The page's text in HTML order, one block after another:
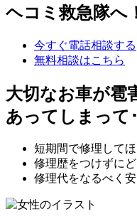
ヘコミ救急隊へ
今すぐ電話相談する
無料相談はこちら
大切なお車が雹
あってしまって
短期間で修理して
修理歴をつけずに
修理代をなるべく